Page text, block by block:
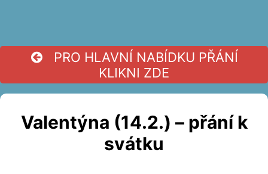
PRO HLAVNÍ NABÍDKU PŘÁNÍ
KLIKNI ZDE
Valentýna (14.2.) – přání k
svátku